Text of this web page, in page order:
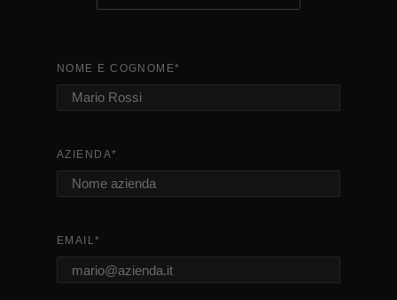
NOME E COGNOME*
AZIENDA*
EMAIL*